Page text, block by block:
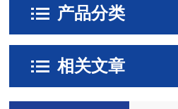
产品分类
相关文章